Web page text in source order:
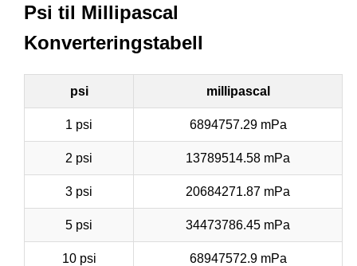
Psi til Millipascal
Konverteringstabell
psi millipascal
1 psi 6894757.29 mPa
2 psi 13789514.58 mPa
3 psi 20684271.87 mPa
5 psi 34473786.45 mPa
10 psi 68947572.9 mPa